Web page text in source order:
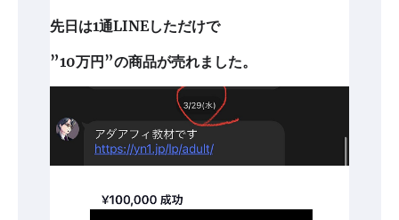
先日は1通LINEしただけで
”10万円”の商品が売れました。